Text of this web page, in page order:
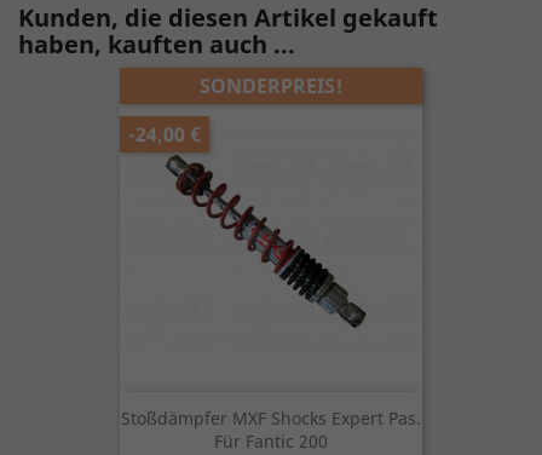
Kunden, die diesen Artikel gekauft
haben, kauften auch ...
Stoßdämpfer MXF Shocks Expert Pas.
Für Fantic 200
SONDERPREIS!
-24,00 €